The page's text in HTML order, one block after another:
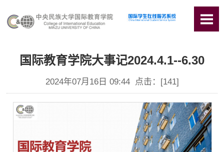
国际教育学院大事记2024.4.1--6.30
2024年07月16日 09:44 点击：[141]